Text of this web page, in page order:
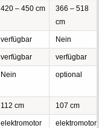
420 – 450 cm
366 – 518
cm
verfügbar Nein
verfügbar verfügbar
Nein optional
112 cm 107 cm
elektromotor elektromotor